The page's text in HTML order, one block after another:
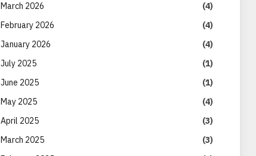
March 2026
(4)
February 2026
(4)
January 2026
(4)
July 2025
(1)
June 2025
(1)
May 2025
(4)
April 2025
(3)
March 2025
(3)